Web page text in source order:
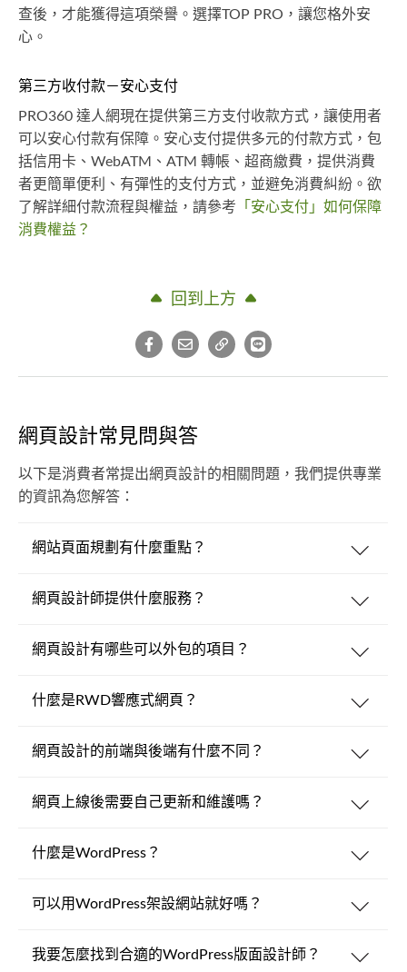
查後，才能獲得這項榮譽。選擇TOP PRO，讓您格外安
心。
第三方收付款－安心支付
PRO360 達人網現在提供第三方支付收款方式，讓使用者
可以安心付款有保障。安心支付提供多元的付款方式，包
括信用卡、WebATM、ATM 轉帳、超商繳費，提供消費
者更簡單便利、有彈性的支付方式，並避免消費糾紛。欲
了解詳細付款流程與權益，請參考 「安心支付」如何保障
消費權益？
回到上方
網頁設計常見問與答
以下是消費者常提出網頁設計的相關問題，我們提供專業
的資訊為您解答：
網站頁面規劃有什麼重點？
網頁設計師提供什麼服務？
網頁設計有哪些可以外包的項目？
什麼是RWD響應式網頁？
網頁設計的前端與後端有什麼不同？
網頁上線後需要自己更新和維護嗎？
什麼是WordPress？
可以用WordPress架設網站就好嗎？
我要怎麼找到合適的WordPress版面設計師？